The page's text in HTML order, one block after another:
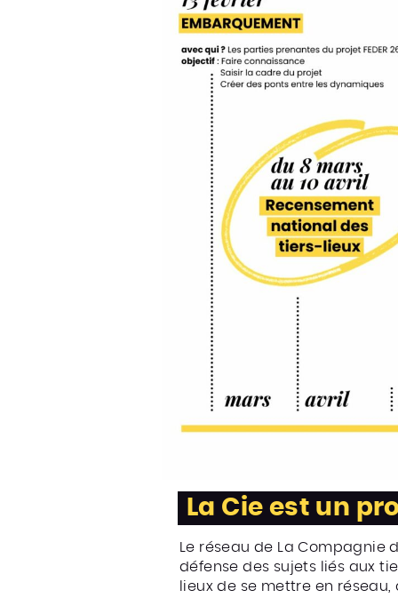
La Cie est un
Le réseau de La Compagnie
défense des sujets liés aux
lieux de se mettre en